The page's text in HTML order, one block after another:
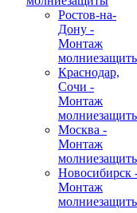
Ростов-на-
Дону -
Монтаж
Краснодар,
Сочи -
Монтаж
Москва -
Монтаж
Новосибирск
Монтаж